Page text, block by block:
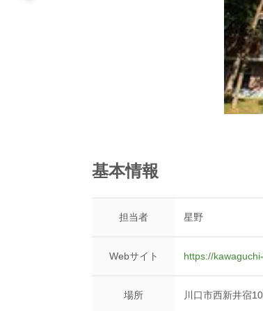
基本情報
担当者 星野
Webサイト https://
場所 川口市西新井宿